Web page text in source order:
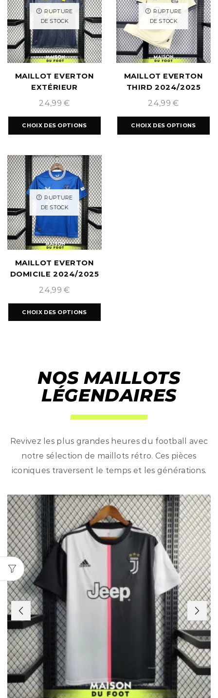
RUPTURE
DE STOCK
MAILLOT EVERTON
EXTÉRIEUR
2024/2025
24,99€
CHOIX DES OPTIONS
RUPTURE
DE STOCK
MAILLOT EVERTON
THIRD 2024/2025
24,99€
CHOIX DES OPTIONS
RUPTURE
DE STOCK
MAILLOT EVERTON
DOMICILE 2024/2025
24,99€
CHOIX DES OPTIONS
NOS MAILLOTS
LÉGENDAIRES
Revivez les plus grandes heures du football avec
notre sélection de maillots rétro. Ces pièces
iconiques traversent le temps et les générations.